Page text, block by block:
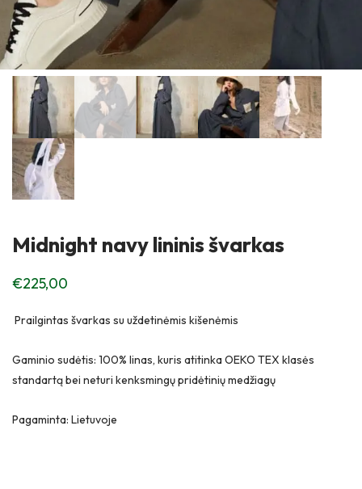
Midnight navy lininis švarkas
€225,00
Prailgintas švarkas su uždetinėmis kišenėmis
Gaminio sudėtis: 100% linas, kuris atitinka OEKO TEX klasės
standartą bei neturi kenksmingų pridėtinių medžiagų
Pagaminta: Lietuvoje